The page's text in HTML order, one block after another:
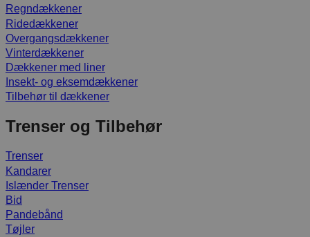
Regndækkener
Ridedækkener
Overgangsdækkener
Vinterdækkener
Dækkener med liner
Insekt- og eksemdækkener
Tilbehør til dækkener
Trenser og Tilbehør
Trenser
Kandarer
Islænder Trenser
Bid
Pandebånd
Tøjler